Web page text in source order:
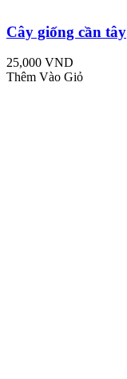
Cây giống cần tây
25,000 VND
Thêm Vào Giỏ